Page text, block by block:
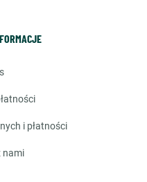
i płatności
nami